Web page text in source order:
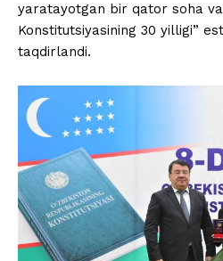
yaratayotgan bir qator soha
Konstitutsiyasining 30 yilligi”
taqdirlandi.